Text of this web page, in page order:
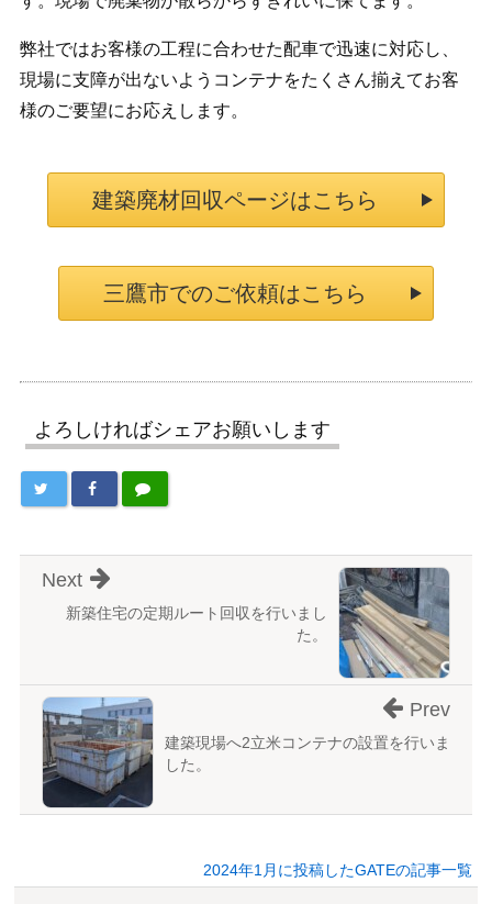
弊社ではお客様の工程に合わせた配車で迅速に対応し、
現場に支障が出ないようコンテナをたくさん揃えてお客
様のご要望にお応えします。
建築廃材回収ページはこちら
三鷹市でのご依頼はこちら
よろしければシェアお願いします
新築住宅の定期ルート回収を行いまし
た。
Next
建築現場へ2立米コンテナの設置を行いま
した。
Prev
2024年1月に投稿したGATEの記事一覧